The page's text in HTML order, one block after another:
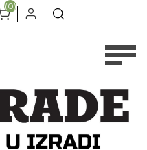
(0)